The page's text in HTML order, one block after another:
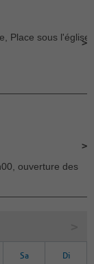
Place sous l'église
ouverture des
Sa Di